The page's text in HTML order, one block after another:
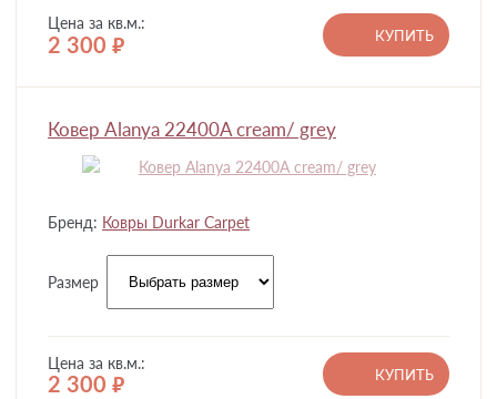
Цена за кв.м.:
2 300 руб.
КУПИТЬ
Ковер Alanya 22400A cream/ grey
Бренд: Ковры Durkar Carpet
Размер
Цена за кв.м.:
2 300 руб.
КУПИТЬ